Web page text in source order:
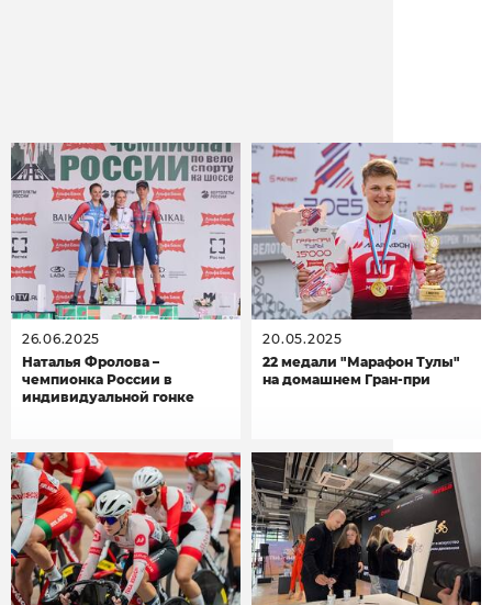
26.06.2025
Наталья Фролова –
чемпионка России в
индивидуальной гонке
20.05.2025
22 медали "Марафон Тулы"
на домашнем Гран-при